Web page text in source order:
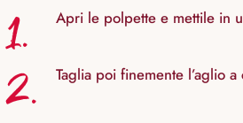
1. Apri le polpette e mettile in
2. Taglia poi finemente l’aglio a